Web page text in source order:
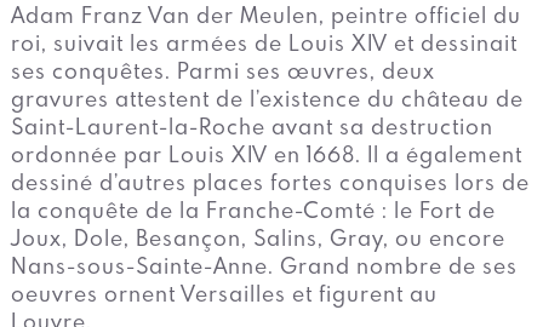
Adam Franz Van der Meulen, peintre officiel du
roi, suivait les armées de Louis XIV et dessinait
ses conquêtes. Parmi ses œuvres, deux
gravures attestent de l’existence du château de
Saint-Laurent-la-Roche avant sa destruction
ordonnée par Louis XIV en 1668. Il a également
dessiné d’autres places fortes conquises lors de
la conquête de la Franche-Comté : le Fort de
Joux, Dole, Besançon, Salins, Gray, ou encore
Nans-sous-Sainte-Anne. Grand nombre de ses
oeuvres ornent Versailles et figurent au